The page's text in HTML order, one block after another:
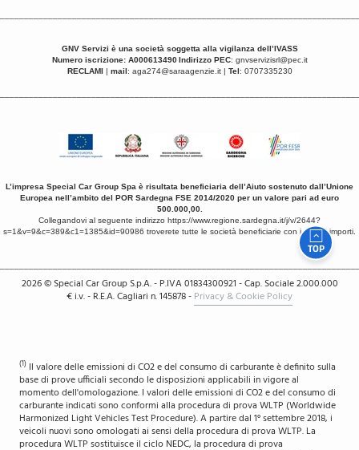
GNV Servizi è una società soggetta alla vigilanza dell’IVASS
Numero iscrizione: A000613490 Indirizzo PEC: gnvservizisrl@pec.it
RECLAMI | mail: aga274@saraagenzie.it| Tel: 0707335230
L’impresa Special Car Group Spa è risultata beneficiaria dell’Aiuto sostenuto dall’Unione
Europea nell’ambito del POR Sardegna FSE 2014/2020 per un valore pari ad euro
500.000,00.
Collegandovi al seguente indirizzo https://www.regione.sardegna.it/j/v/2644?
s=1&v=9&c=389&c1=1385&id=90986 troverete tutte le società beneficiarie con i relativi importi.
TOP
2026© Special Car Group S.p.A. - P.IVA 01834300921 - Cap. Sociale 2.000.000
€ i.v. - R.E.A. Cagliari n. 145878- Privacy & Cookie Policy
(1) Il valore delle emissioni di CO2 e del consumo di carburante è definito sulla
base di prove ufficiali secondo le disposizioni applicabili in vigore al
momento dell'omologazione. I valori delle emissioni di CO2 e del consumo di
carburante indicati sono conformi alla procedura di prova WLTP (Worldwide
Harmonized Light Vehicles Test Procedure). A partire dal 1° settembre 2018, i
veicoli nuovi sono omologati ai sensi della procedura di prova WLTP. La
procedura WLTP sostituisce il ciclo NEDC, la procedura di prova